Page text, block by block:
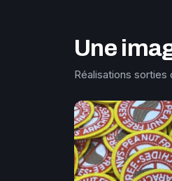
Une
Réalisations